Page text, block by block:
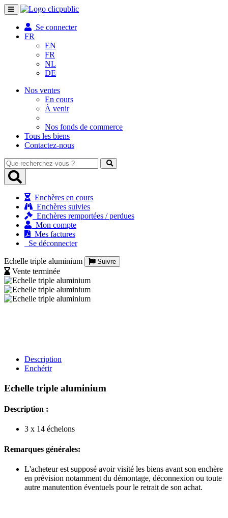
Toggle
navigation
Se connecter
FR
EN
FR
NL
DE
Nos ventes
En cours
À venir
Nos fonds de commerce
Tous les biens
Contactez-nous
Que
recherchez-
vous
Enchères en cours
Enchères suivies
Enchères remportées / perdues
Mon compte
Mes factures
Se déconnecter
Echelle triple aluminium Suivre
Vente terminée
Description
Enchérir
Echelle triple aluminium
Description :
3 x 14 échelons
Remarques générales:
L'acheteur est supposé avoir visité les biens avant son enchère
en prévision notamment du démontage, déconnexion ou toute
autre manutention éventuels pour le retrait de son achat.